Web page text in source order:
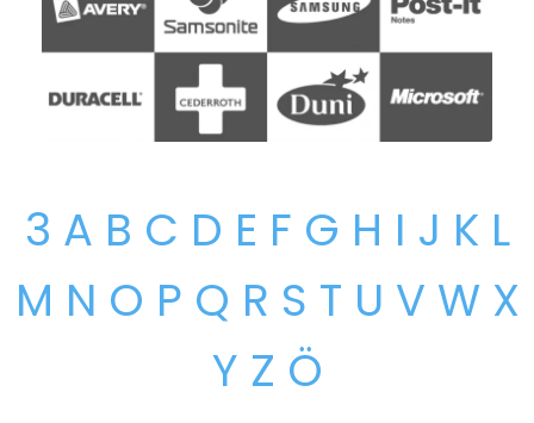
3 A B C D E F G H I J K L
M N O P Q R S T U V W X
Y Z Ö